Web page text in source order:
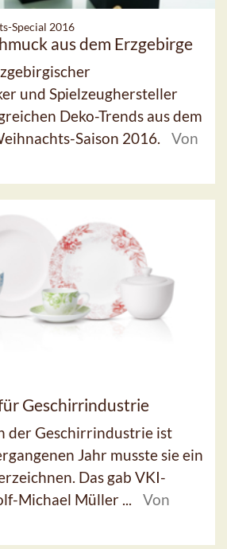
Special 2016
aus dem Erzgebirge
und Spielzeughersteller
Deko-Trends aus dem
Saison 2016.
Von
Geschirrindustrie
der Geschirrindustrie ist
Jahr musste sie ein
Das gab VKI-
Michael Müller ...
Von